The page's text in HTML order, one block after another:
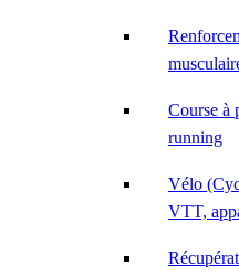
Course à
running
Vélo
VTT,